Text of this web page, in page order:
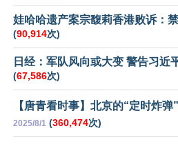
娃哈哈遗产案宗馥莉香港败诉：
(90,914次)
日经：军队风向或大变 警告习近
(67,586次)
【唐青看时事】北京的“定时炸弹”
2025/8/1 (360,474次)